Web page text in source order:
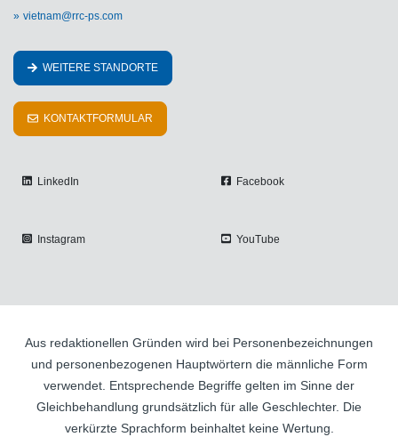
vietnam@rrc-ps.com
WEITERE STANDORTE
KONTAKTFORMULAR
LinkedIn Facebook
Instagram YouTube
Aus redaktionellen Gründen wird bei Personenbezeichnungen
und personenbezogenen Hauptwörtern die männliche Form
verwendet. Entsprechende Begriffe gelten im Sinne der
Gleichbehandlung grundsätzlich für alle Geschlechter. Die
verkürzte Sprachform beinhaltet keine Wertung.